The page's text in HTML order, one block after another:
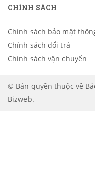
CHÍNH SÁCH
Chính sách bảo mật
Chính sách đổi trả
Chính sách vận chuyển
© Bản quyền thuộc về
Bizweb.